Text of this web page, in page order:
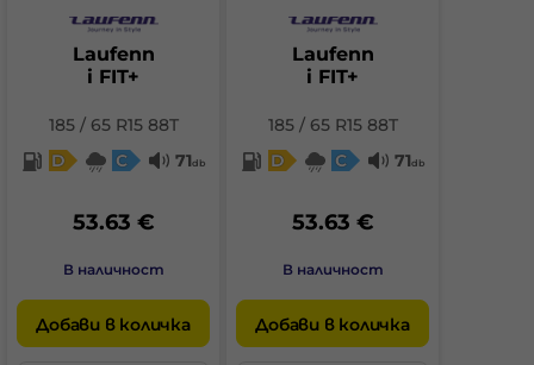
Laufenn
i FIT+
185 / 65 R15 88T
D
C 71db
53.63 €
В наличност
Добави в количка
Laufenn
i FIT+
185 / 65 R15 88T
D
C 71db
53.63 €
В наличност
Добави в количка